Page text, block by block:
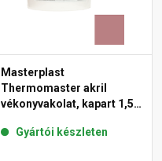
Masterplast
Thermomaster akril
vékonyvakolat, kapart 1,5
Gyártói készleten